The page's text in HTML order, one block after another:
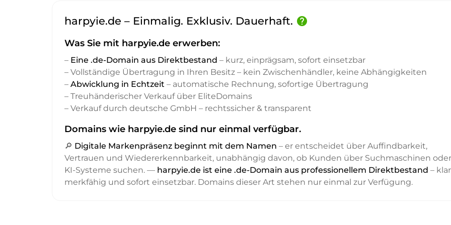
harpyie.de – Einmalig. Exklusiv. Dauerhaft. help
Was Sie mit harpyie.de erwerben:
– Eine .de-Domain aus Direktbestand – kurz, einprägsam, sofort einsetzbar
– Vollständige Übertragung in Ihren Besitz – kein Zwischenhändler, keine Abhängigkeiten
– Abwicklung in Echtzeit – automatische Rechnung, sofortige Übertragung
– Treuhänderischer Verkauf über EliteDomains
– Verkauf durch deutsche GmbH – rechtssicher & transparent
Domains wie harpyie.de sind nur einmal verfügbar.
🔎 Digitale Markenpräsenz beginnt mit dem Namen – er entscheidet über Auffindbarkeit,
Vertrauen und Wiedererkennbarkeit, unabhängig davon, ob Kunden über Suchmaschinen oder
KI-Systeme suchen. — harpyie.de ist eine .de-Domain aus professionellem Direktbestand –
merkfähig und sofort einsetzbar. Domains dieser Art stehen nur einmal zur Verfügung.